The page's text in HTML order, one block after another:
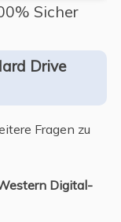
Sicher
Drive
Fragen zu
Digital-